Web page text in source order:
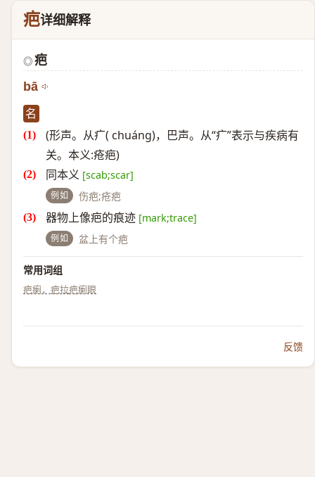
疤详细解释
◎ 疤
bā
名
(形声。从疒( chuáng)，巴声。从“疒”表示与疾病有
关。本义:疮疤)
同本义 [scab;scar]
例如 伤疤;疮疤
器物上像疤的痕迹 [mark;trace]
例如 盆上有个疤
常用词组
疤瘌，疤拉疤瘌眼
反馈